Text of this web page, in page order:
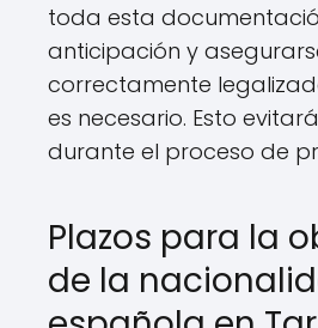
toda esta
anticipación y
correctamente
es necesario. Esto
durante el proceso de
Plazos para la
de la